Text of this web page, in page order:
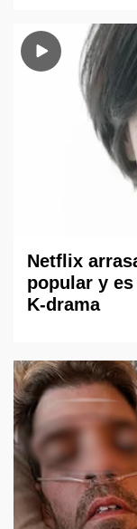
Netflix
popular y
K-drama